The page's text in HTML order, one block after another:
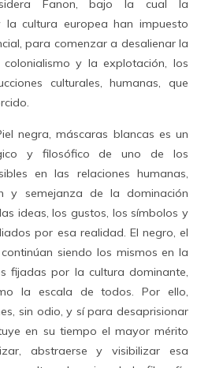
Fanon, bajo la cual la
la cultura europea han impuesto
para comenzar a desalienar la
y la explotación, los
culturales, humanas, que
negra, máscaras blancas es un
y filosófico de uno de los
en las relaciones humanas,
y semejanza de la dominación
ideas, los gustos, los símbolos y
por esa realidad. El negro, el
continúan siendo los mismos en la
fijadas por la cultura dominante,
la escala de todos. Por ello,
sin odio, y sí para desaprisionar
en su tiempo el mayor mérito
abstraerse y visibilizar esa